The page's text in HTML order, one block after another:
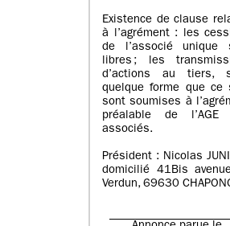
Existence de clause
à l’agrément : les
de l’associé unique
libres ; les
d’actions au tiers,
quelque forme que ce
sont soumises à
préalable de l’AGE
associés.
Président : Nicolas
domicilié 41Bis
Verdun, 69630